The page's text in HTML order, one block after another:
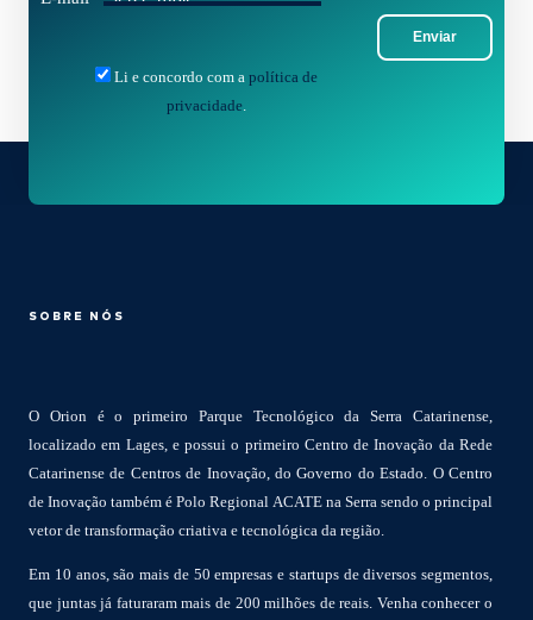
Enviar
Li e concordo com a política de
privacidade.
SOBRE NÓS
O Orion é o primeiro Parque Tecnológico da Serra Catarinense,
localizado em Lages, e possui o primeiro Centro de Inovação da Rede
Catarinense de Centros de Inovação, do Governo do Estado. O Centro
de Inovação também é Polo Regional ACATE na Serra sendo o principal
vetor de transformação criativa e tecnológica da região.
Em 10 anos, são mais de 50 empresas e startups de diversos segmentos,
que juntas já faturaram mais de 200 milhões de reais. Venha conhecer o